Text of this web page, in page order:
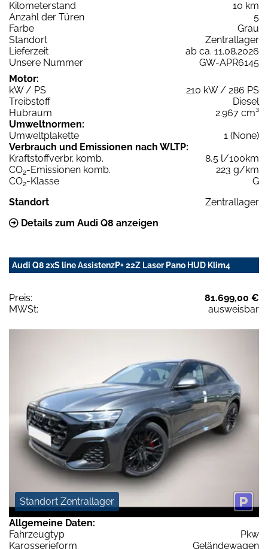
Kilometerstand
10 km
Anzahl der Türen
5
Farbe
Grau
Standort
Zentrallager
Lieferzeit
ab ca. 11.08.2026
Unsere Nummer
GW-APR6145
Motor:
kW / PS
210 kW / 286 PS
Treibstoff
Diesel
Hubraum
2.967 cm³
Umweltnormen:
Umweltplakette
1 (None)
Verbrauch und Emissionen nach WLTP:
Kraftstoffverbr. komb.
8,5 l/100km
CO2-Emissionen komb.
223 g/km
CO2-Klasse
G
Standort
Zentrallager
Details zum Audi Q8 anzeigen
Audi Q8 2xS line AssistenzP+ 22Z Laser Pano HUD Klim4
Preis:
81.699,00 €
MWSt:
ausweisbar
Standort Zentrallager
Allgemeine Daten:
Fahrzeugtyp
Pkw
Karosserieform
Geländewagen